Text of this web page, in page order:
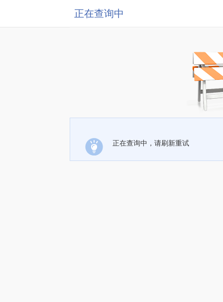
正在查询中
正在查询中，请刷新重试